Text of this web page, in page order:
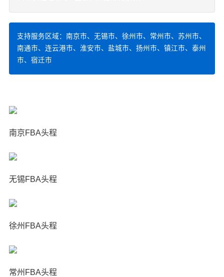
支持服务区域：南京市、无锡市、徐州市、常州市、苏州市、
南通市、连云港市、淮安市、盐城市、扬州市、镇江市、泰州
市、宿迁市
南京FBA头程
无锡FBA头程
徐州FBA头程
常州FBA头程